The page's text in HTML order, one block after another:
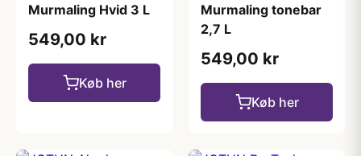
Murmaling Hvid 3 L
549,00 kr
Køb her
Murmaling tonebar
2,7 L
549,00 kr
Køb her